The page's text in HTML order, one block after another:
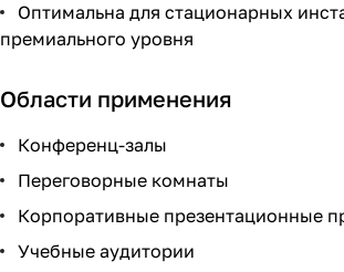
Оптимальна для стационарных
премиального уровня
Области применения
Конференц-залы
Переговорные комнаты
Корпоративные презентационные
Учебные аудитории